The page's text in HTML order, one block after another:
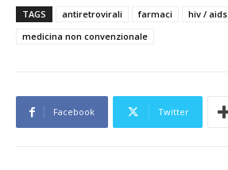
TAGS antiretrovirali farmaci
hiv / aids
medicina non convenzionale
Facebook Twitter